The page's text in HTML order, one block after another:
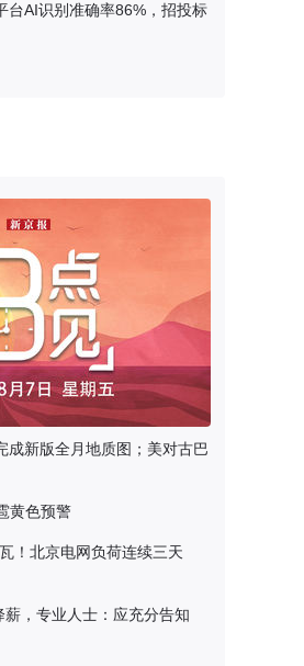
台AI识别准确率86%，招投标
成新版全月地质图；美对古巴
黄色预警
！北京电网负荷连续三天
薪，专业人士：应充分告知